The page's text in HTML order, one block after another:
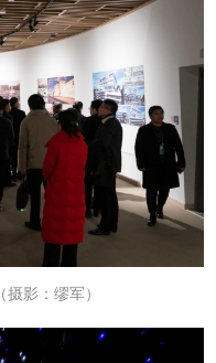
（摄影：缪军）